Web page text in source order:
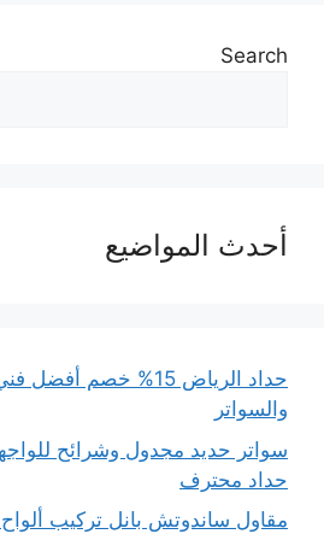
Search
أحدث المواضيع
حداد الرياض 15% خصم
والسواتر
حداد محترف